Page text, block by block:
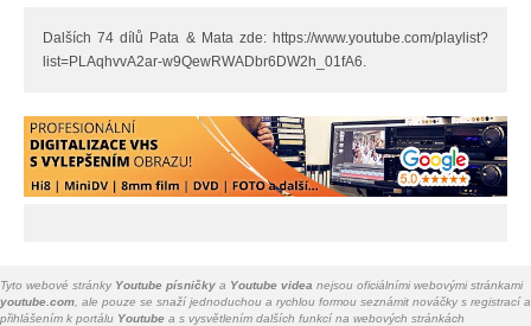
Dalších 74 dílů Pata & Mata zde: https://www.youtube.com/playlist?
list=PLAqhvvA2ar-w9QewRWADbr6DW2h_01fA6.
Tyto webové stránky Youtube písničky a Youtube videa nejsou oficiálními webovými stránkami
youtube.com , ale pouze se snaží jednoduchou a rychlou formou seznámit nováčky s registrací a
přihlášením k portálu Youtube a s vysvětlením dalších funkcí na webových stránkách